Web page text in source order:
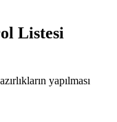
Listesi
yapılması